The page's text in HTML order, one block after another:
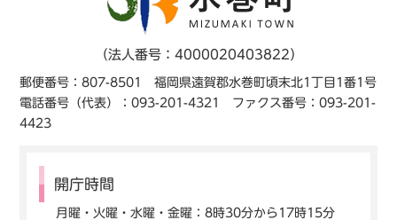
（法人番号：4000020403822）
郵便番号：807-8501 福岡県遠賀郡水巻町頃末北1丁目1番1号
電話番号（代表）：093-201-4321 ファクス番号：093-201-
4423
開庁時間
月曜・火曜・水曜・金曜：8時30分から17時15分